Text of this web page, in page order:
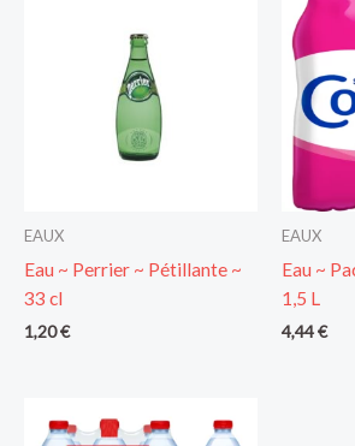
EAUX
Eau ~ Perrier ~ Pétillante ~
33 cl
1,20€
EAUX
Eau ~
1,5 L
4,44€